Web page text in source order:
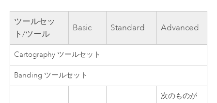
ツールセッ
ト/ツール
Basic Standard Advanced
Cartography ツールセット
Banding ツールセット
次のものが